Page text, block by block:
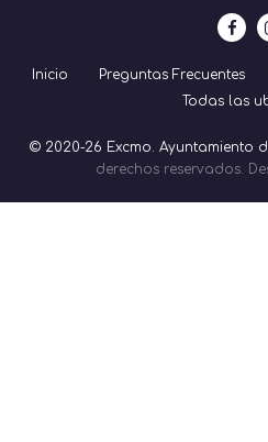
Inicio Preguntas Frecuentes
Todas las
© 2020-26 Excmo. Ayuntamiento
derechos reservados.